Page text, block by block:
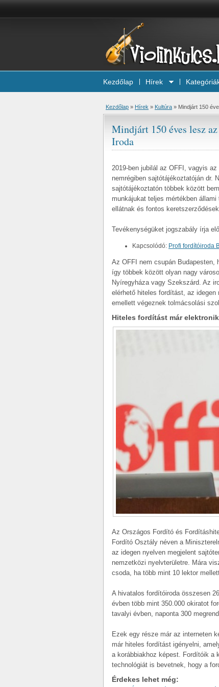
Kezdőlap Hírek
Kezdőlap » Hírek » Kultúra » Mindjárt 150
Mindjárt 150 éves lesz
Iroda
2019-ben jubilál az OFFI, vagyis
nemrégiben sajtótájékoztatóján dr.
sajtótájékoztatón többek között
munkájukat teljes mértékben
ellátnak és fontos
Tevékenységüket jogszabály írja
Kapcsolódó: Profi fordítóiroda
Az OFFI nem csupán Budapesten,
így többek között olyan nagy
Nyíregyháza vagy Szekszárd. Az
elérhető hiteles fordítást, az
emellett végeznek tolmácsolási
Hiteles fordítást már
Az Országos Fordító és
Fordító Osztály néven a
az idegen nyelven megjelent
nemzetközi nyelvterületre. Mára
csoda, ha több mint 10 lektor
A hivatalos fordítóiroda összesen
évben több mint 350.000 okiratot
tavalyi évben, naponta 300
Ezek egy része már az interneten
már hiteles fordítást igényelni,
a korábbiakhoz képest. Fordítóik a
technológiát is bevetnek, hogy a
Érdekes lehet még: